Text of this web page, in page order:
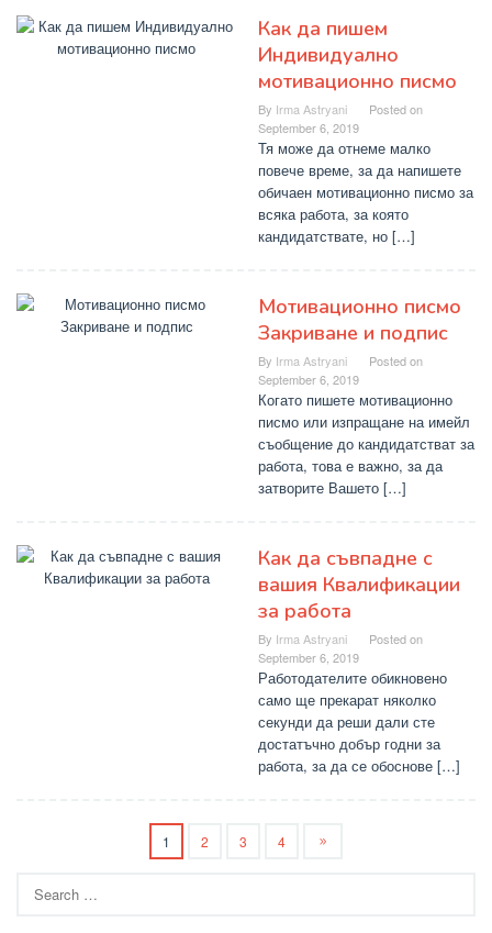
Как да пишем
Индивидуално
мотивационно писмо
By Irma Astryani
Posted on
September 6, 2019
Тя може да отнеме малко
повече време, за да напишете
обичаен мотивационно писмо за
всяка работа, за която
кандидатствате, но […]
Мотивационно писмо
Закриване и подпис
By Irma Astryani
Posted on
September 6, 2019
Когато пишете мотивационно
писмо или изпращане на имейл
съобщение до кандидатстват за
работа, това е важно, за да
затворите Вашето […]
Как да съвпадне с
вашия Квалификации
за работа
By Irma Astryani
Posted on
September 6, 2019
Работодателите обикновено
само ще прекарат няколко
секунди да реши дали сте
достатъчно добър годни за
работа, за да се обоснове […]
1 2 3 4
for: